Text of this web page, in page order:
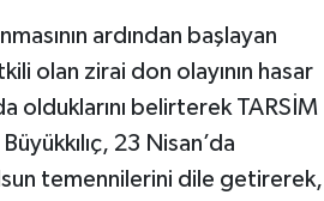
ardından başlayan
olan zirai don olayının hasar
olduklarını belirterek TARSİM
23 Nisan’da
temennilerini dile getirerek,